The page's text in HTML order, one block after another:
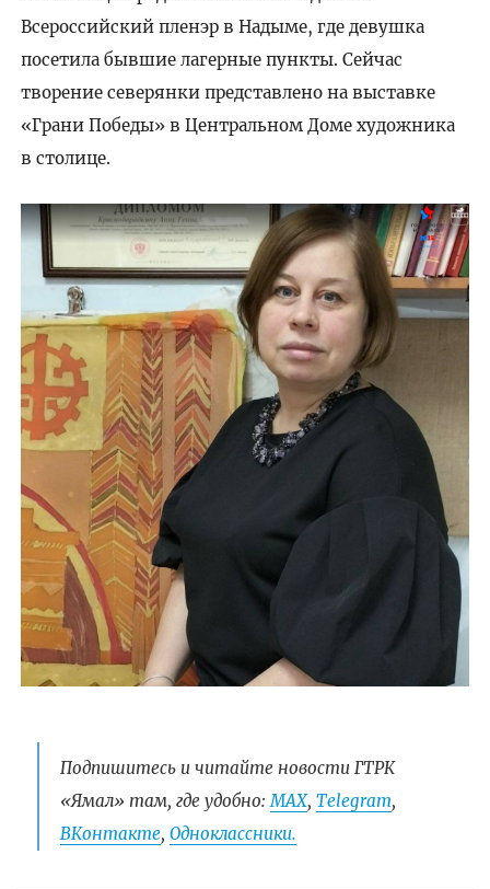
Всероссийский пленэр в Надыме, где девушка
посетила бывшие лагерные пункты. Сейчас
творение северянки представлено на выставке
«Грани Победы» в Центральном Доме художника
в столице.
Подпишитесь и читайте новости ГТРК
«Ямал» там, где удобно:МАХ, Telegram,
ВКонтакте, Одноклассники.